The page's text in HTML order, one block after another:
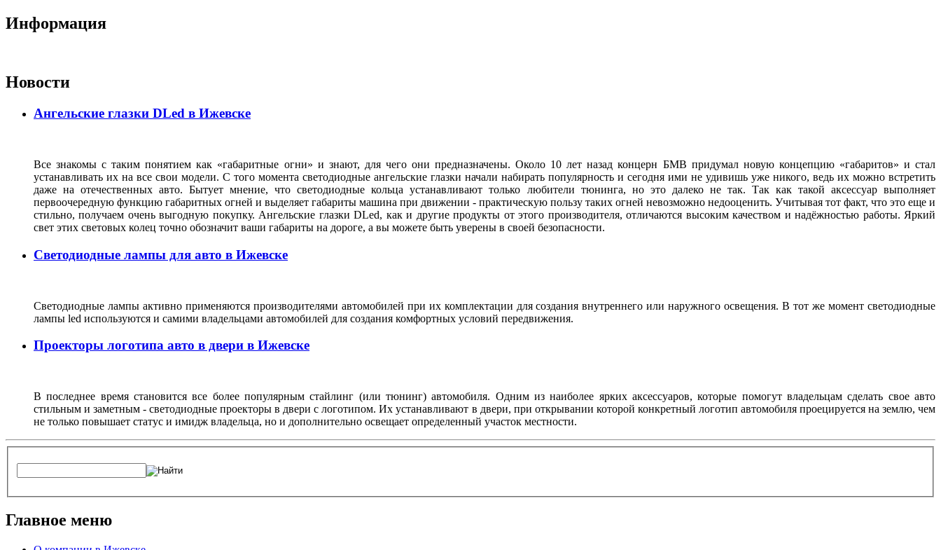
Информация
Новости
Ангельские глазки DLed в Ижевске
Все знакомы с таким понятием как «габаритные огни» и знают, для чего они предназначены. Около 10 лет назад концерн БМВ придумал новую концепцию «габаритов» и стал
устанавливать их на все свои модели. С того момента светодиодные ангельские глазки начали набирать популярность и сегодня ими не удивишь уже никого, ведь их можно встретить
даже на отечественных авто. Бытует мнение, что светодиодные кольца устанавливают только любители тюнинга, но это далеко не так. Так как такой аксессуар выполняет
первоочередную функцию габаритных огней и выделяет габариты машина при движении - практическую пользу таких огней невозможно недооценить. Учитывая тот факт, что это еще и
стильно, получаем очень выгодную покупку. Ангельские глазки DLed, как и другие продукты от этого производителя, отличаются высоким качеством и надёжностью работы. Яркий
свет этих световых колец точно обозначит ваши габариты на дороге, а вы можете быть уверены в своей безопасности.
Светодиодные лампы для авто в Ижевске
Светодиодные лампы активно применяются производителями автомобилей при их комплектации для создания внутреннего или наружного освещения. В тот же момент светодиодные
лампы led используются и самими владельцами автомобилей для создания комфортных условий передвижения.
Проекторы логотипа авто в двери в Ижевске
В последнее время становится все более популярным стайлинг (или тюнинг) автомобиля. Одним из наиболее ярких аксессуаров, которые помогут владельцам сделать свое авто
стильным и заметным - светодиодные проекторы в двери с логотипом. Их устанавливают в двери, при открывании которой конкретный логотип автомобиля проецируется на землю, чем
не только повышает статус и имидж владельца, но и дополнительно освещает определенный участок местности.
Главное меню